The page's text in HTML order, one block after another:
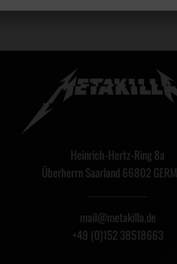
Heinrich-Hertz-Ring 8a
Überherrn Saarland 66802
mail@metakilla.de
+49 (0)152 38518663